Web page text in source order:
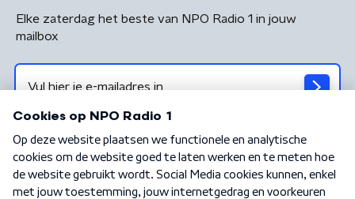
Elke zaterdag het beste van NPO Radio 1 in jouw
mailbox
Algemene voorwaarden